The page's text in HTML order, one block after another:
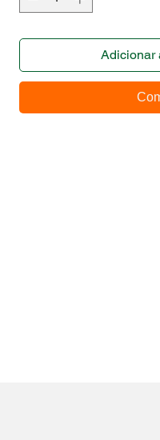
Adicionar